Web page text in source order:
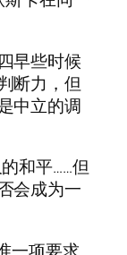
早些时候
断力，但
中立的调
和平……但
会成为一